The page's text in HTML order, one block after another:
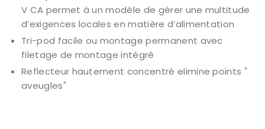
V CA permet à un modèle de gérer une multitude
d’exigences locales en matière d’alimentation
Tri-pod facile ou montage permanent avec
filetage de montage intégré
Reflecteur hautement concentré elimine points "
aveugles"